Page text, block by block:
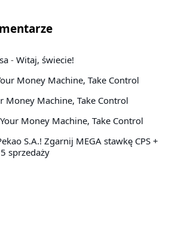
- Witaj, świecie!
Money Machine, Take Control
Money Machine, Take Control
Money Machine, Take Control
S.A.! Zgarnij MEGA stawkę CPS +
sprzedaży